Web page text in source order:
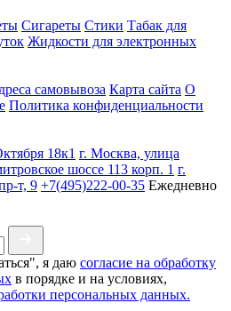
Сигареты Стики Табак для
Жидкости для электронных
самовывоза Карта сайта О
Политика конфиденциальности
18к1 г. Москва, улица
шоссе 113 корп. 1 г.
т, 9 +7(495)222-00-35 Ежедневно
я даю согласие на обработку
в порядке и на условиях,
персональных данных.